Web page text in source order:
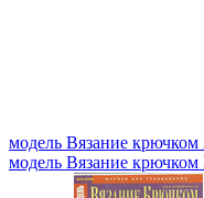
модель Вязание крючком
модель Вязание